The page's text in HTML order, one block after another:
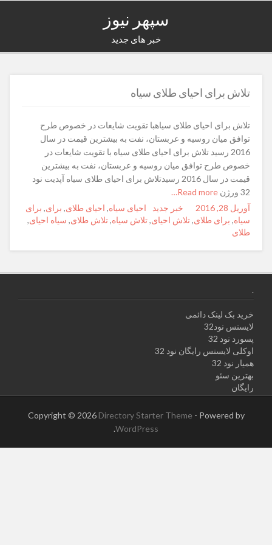
سپهر نیوز
خبر های جدید
تلاش برای احیای طلای سیاه
تلاش برای احیای طلای سیاهبا تقویت شایعات در خصوص طرح
توافق میان روسیه و عربستان، نفت به بیشترین قیمت در سال
2016 رسید تلاش برای احیای طلای سیاه با تقویت شایعات در
خصوص طرح توافق میان روسیه و عربستان، نفت به بیشترین
قیمت در سال 2016 رسیدتلاش برای احیای طلای سیاه آپدیت نود
32 ورژن
Posted
on
آوریل 28, 2016 Author
Categories
خبر جدید Tags
احیای سیاه, احیای طلای, برای, برای
سیاه, برای طلای,تلاش احیای,تلاش سیاه,تلاش طلای, سیاه احیای,
طلای
.
خرید بک لینک دائمی
لایسنس نود32
پسورد نود 32
اوکلی لایسنس رایگان نود 32
همیار نود 32
بهترین سئو
رایگان
Copyright © 2026 Directory Starter Theme - Powered by
WordPress
.